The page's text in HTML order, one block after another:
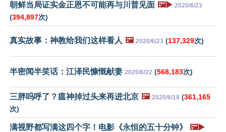
朝鲜当局证实金正恩不可能再与川普见面 🖼️▶️ 2020/6/23
(394,897次)
真实故事：神教给我们这样看人 🖼️ 2020/6/23 (137,329次)
半密闻半笑话：江泽民慷慨献妻 2020/6/22 (568,183次)
三胖呜呼了？瘟神掉过头来再进北京 🖼️ 2020/6/18 (361,165
次)
满视野都写满这四个字！电影《永恒的五十分钟》 🖼️▶️